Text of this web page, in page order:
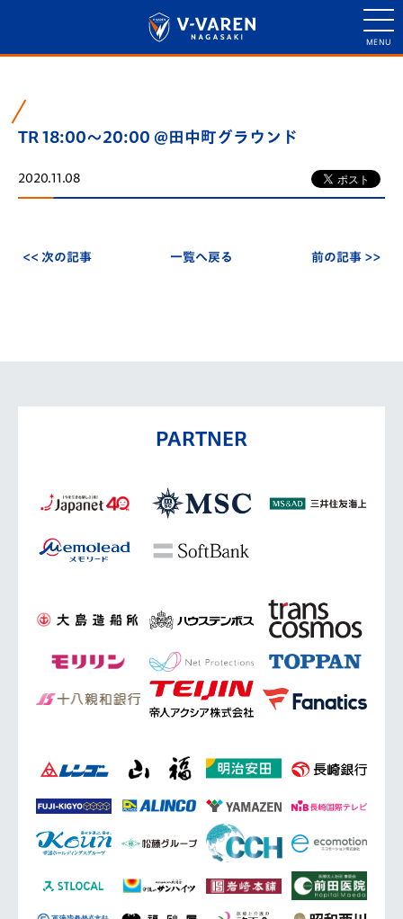
TR 18:00～20:00 @田中町グラウンド
2020.11.08
<< 次の記事 一覧へ戻る 前の記事 >>
PARTNER